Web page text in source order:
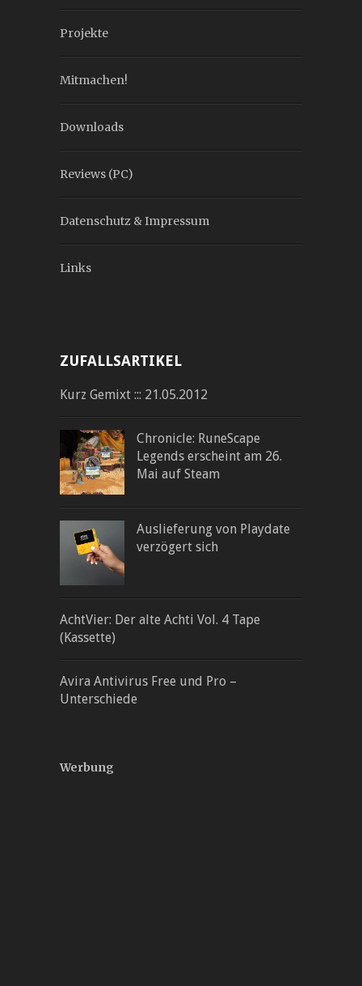
Projekte
Mitmachen!
Downloads
Reviews (PC)
Datenschutz & Impressum
Links
ZUFALLSARTIKEL
Kurz Gemixt ::: 21.05.2012
Chronicle: RuneScape
Legends erscheint am 26.
Mai auf Steam
Auslieferung von Playdate
verzögert sich
AchtVier: Der alte Achti Vol. 4 Tape
(Kassette)
Avira Antivirus Free und Pro –
Unterschiede
Werbung